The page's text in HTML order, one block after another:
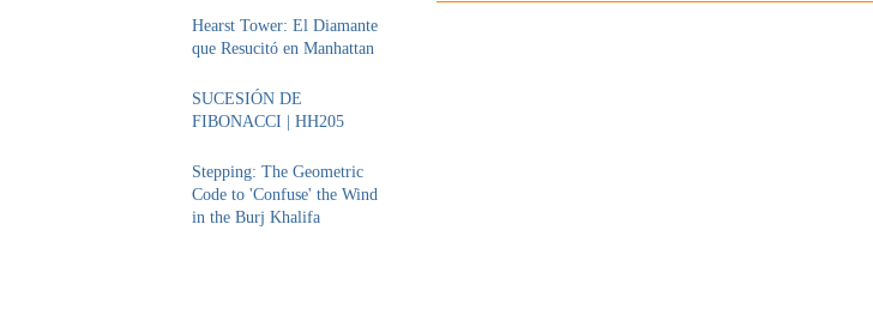
Hearst Tower: El Diamante
que Resucitó en Manhattan
SUCESIÓN DE
FIBONACCI | HH205
Stepping: The Geometric
Code to 'Confuse' the Wind
in the Burj Khalifa